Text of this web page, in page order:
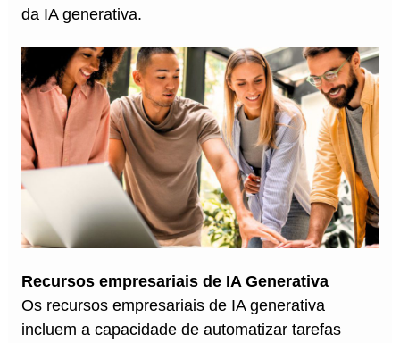
da IA generativa.
Recursos empresariais de IA Generativa
Os recursos empresariais de IA generativa
incluem a capacidade de automatizar tarefas